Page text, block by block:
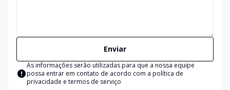
Enviar
As informações serão utilizadas para que a nossa equipe
possa entrar em contato de acordo com a política de
privacidade e termos de serviço